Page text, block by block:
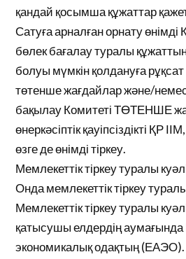
қандай қосымша құжаттар
Сатуға арналған орнату
бөлек бағалау туралы
болуы мүмкін қолдануға рұқсат
төтенше жағдайлар және/
бақылау Комитеті ТӨТЕНШЕ
өнеркәсіптік қауіпсіздікті ҚР
өзге де өнімді тіркеу.
Мемлекеттік тіркеу туралы
Онда мемлекеттік тіркеу
Мемлекеттік тіркеу туралы
қатысушы елдердің
экономикалық одақтың (ЕАЭО).